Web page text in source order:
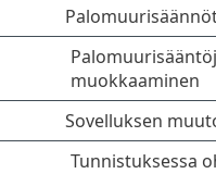
muokkaaminen
Sovelluksen
Tunnistuksessa